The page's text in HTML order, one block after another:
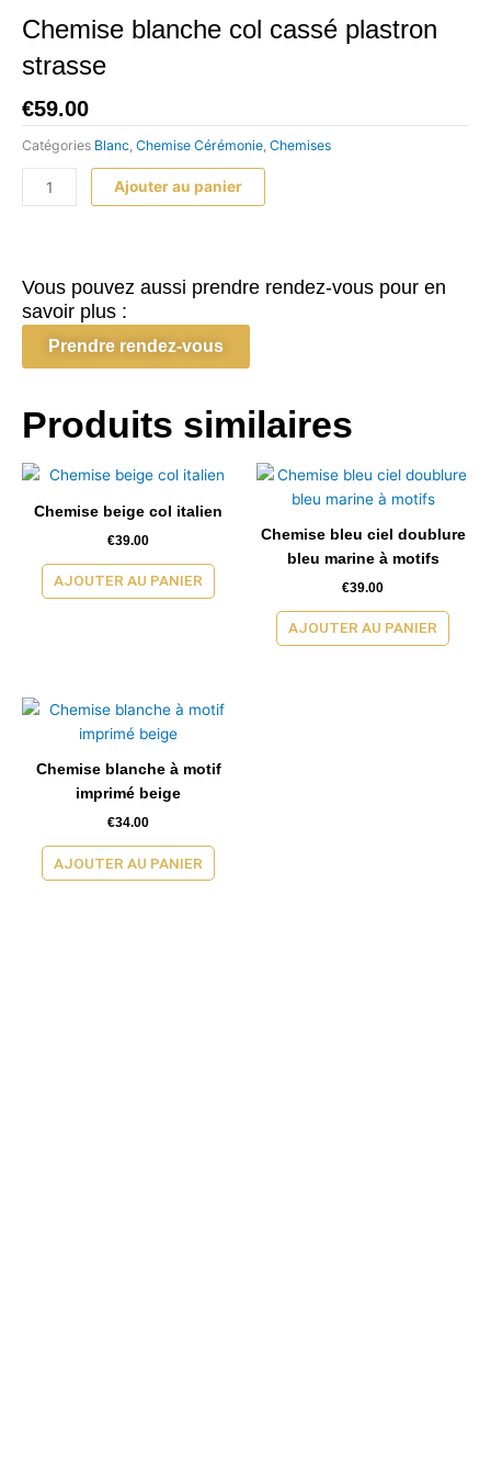
Chemise blanche col cassé plastron
strasse
€59.00
Catégories Blanc Chemise Cérémonie Chemises
quantité
de
cassé
plastron
strasse
Ajouter au panier
Vous pouvez aussi prendre rendez-vous pour en
savoir plus :
Prendre rendez-vous
Produits similaires
Chemise beige col italien
€39.00
AJOUTER AU PANIER
Chemise bleu ciel doublure
bleu marine à motifs
€39.00
AJOUTER AU PANIER
Chemise blanche à motif
imprimé beige
€34.00
AJOUTER AU PANIER